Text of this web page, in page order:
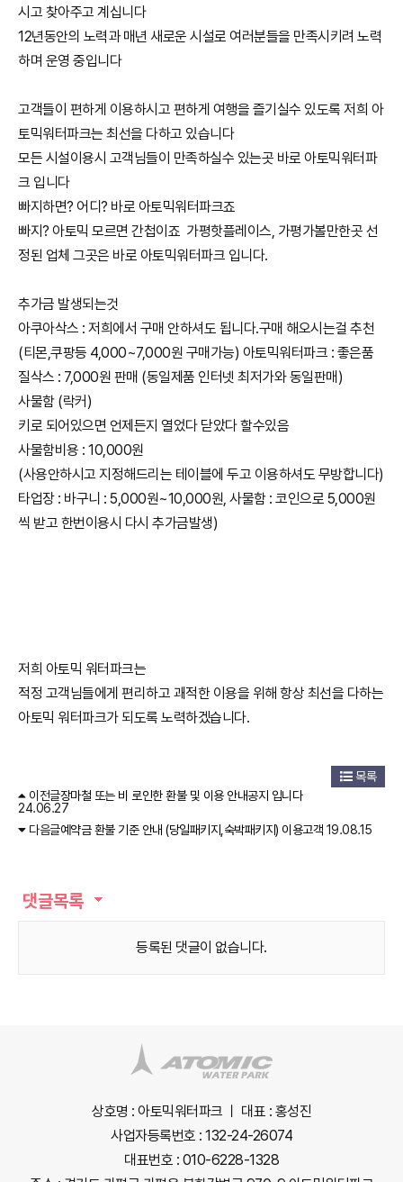
시고 찾아주고 계십니다
12년동안의 노력과 매년 새로운 시설로 여러분들을 만족시키려 노력
하며 운영 중입니다
고객들이 편하게 이용하시고 편하게 여행을 즐기실수 있도록 저희 아
토믹워터파크는 최선을 다하고 있습니다
모든 시설이용시 고객님들이 만족하실수 있는곳 바로 아토믹워터파
크 입니다
빠지하면? 어디? 바로 아토믹워터파크죠
빠지? 아토믹 모르면 간첩이죠 가평핫플레이스, 가평가볼만한곳 선
정된 업체 그곳은 바로 아토믹워터파크 입니다.
추가금 발생되는것
아쿠아삭스 : 저희에서 구매 안하셔도 됩니다.구매 해오시는걸 추천
(티몬,쿠팡등 4,000~7,000원 구매가능) 아토믹워터파크 : 좋은품
질삭스 : 7,000원 판매 (동일제품 인터넷 최저가와 동일판매)
사물함 (락커)
키로 되어있으면 언제든지 열었다 닫았다 할수있음
사물함비용 : 10,000원
(사용안하시고 지정해드리는 테이블에 두고 이용하셔도 무방합니다)
타업장 : 바구니 : 5,000원~10,000원, 사물함 : 코인으로 5,000원
씩 받고 한번이용시 다시 추가금발생)
저희 아토믹 워터파크는
적정 고객님들에게 편리하고 괘적한 이용을 위해 항상 최선을 다하는
아토믹 워터파크가 되도록 노력하겠습니다.
목록
이전글장마철 또는 비 로인한 환불 및 이용 안내공지 입니다
24.06.27
다음글예약금 환불 기준 안내 (당일패키지,숙박패키지) 이용고객 19.08.15
댓글목록
등록된 댓글이 없습니다.
상호명 : 아토믹워터파크 ㅣ 대표 : 홍성진
사업자등록번호 : 132-24-26074
대표번호 : 010-6228-1328